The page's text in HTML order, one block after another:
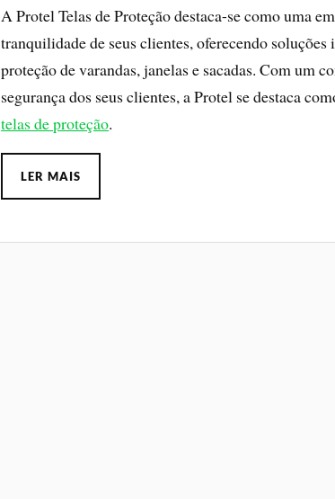
A Protel Telas de Proteção destaca-se como uma
tranquilidade de seus clientes, oferecendo
proteção de varandas, janelas e sacadas. Com um
segurança dos seus clientes, a Protel se destaca
telas de proteção.
LER MAIS